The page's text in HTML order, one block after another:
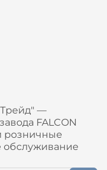
—
FALCON
розничные
обслуживание